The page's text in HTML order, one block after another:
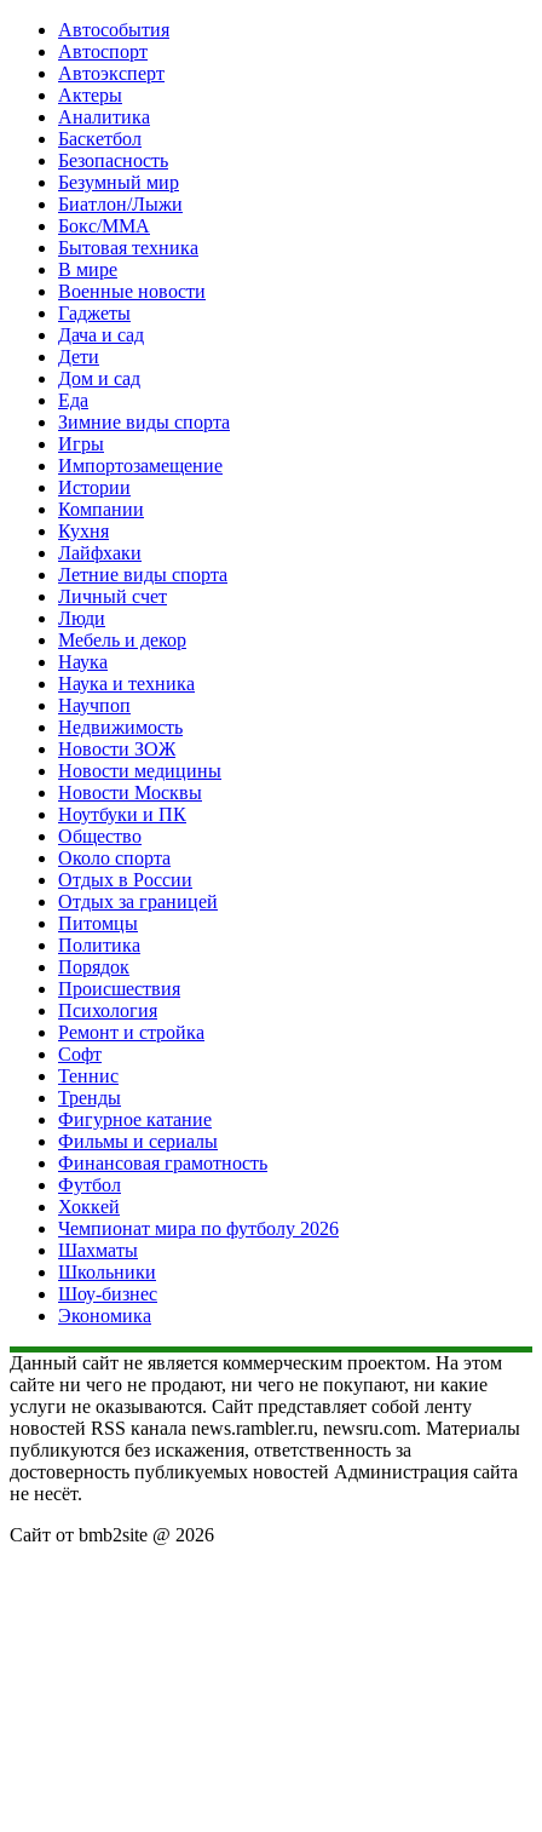
Автособытия
Автоспорт
Автоэксперт
Актеры
Аналитика
Баскетбол
Безопасность
Безумный мир
Биатлон/Лыжи
Бокс/MMA
Бытовая техника
В мире
Военные новости
Гаджеты
Дача и сад
Дети
Дом и сад
Еда
Зимние виды спорта
Игры
Импортозамещение
Истории
Компании
Кухня
Лайфхаки
Летние виды спорта
Личный счет
Люди
Мебель и декор
Наука
Наука и техника
Научпоп
Недвижимость
Новости ЗОЖ
Новости медицины
Новости Москвы
Ноутбуки и ПК
Общество
Около спорта
Отдых в России
Отдых за границей
Питомцы
Политика
Порядок
Происшествия
Психология
Ремонт и стройка
Софт
Теннис
Тренды
Фигурное катание
Фильмы и сериалы
Финансовая грамотность
Футбол
Хоккей
Чемпионат мира по футболу 2026
Шахматы
Школьники
Шоу-бизнес
Экономика
Данный сайт не является коммерческим проектом. На этом
сайте ни чего не продают, ни чего не покупают, ни какие
услуги не оказываются. Сайт представляет собой ленту
новостей RSS канала news.rambler.ru, newsru.com. Материалы
публикуются без искажения, ответственность за
достоверность публикуемых новостей Администрация сайта
не несёт.
Сайт от bmb2site @ 2026